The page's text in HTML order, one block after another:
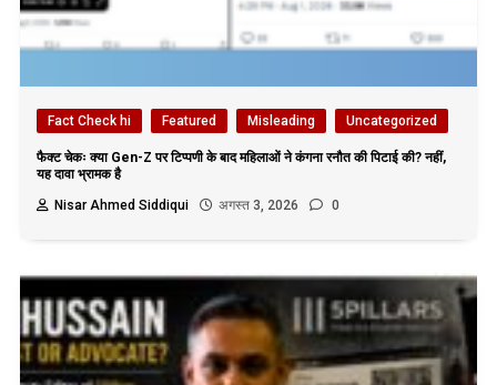
Fact Check hi Featured Misleading Uncategorized
फैक्ट चेकः क्या Gen-Z पर टिप्पणी के बाद महिलाओं ने कंगना रनौत की पिटाई की? नहीं,
यह दावा भ्रामक है
Nisar Ahmed Siddiqui
अगस्त 3, 2026 0